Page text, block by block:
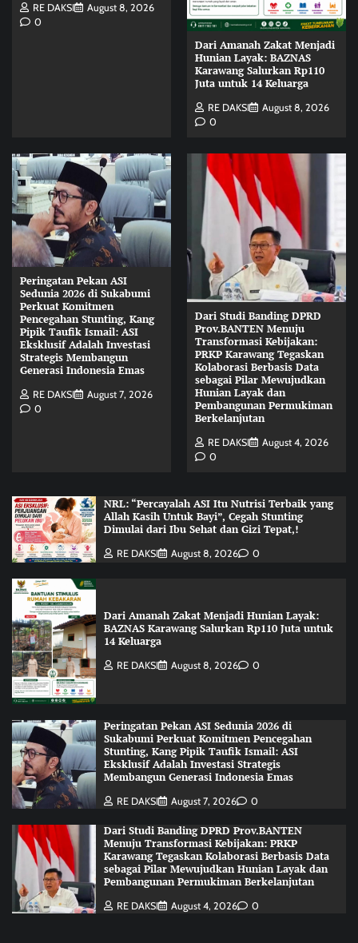
RE DAKSI
August 8, 2026
0
Dari Amanah Zakat Menjadi
Hunian Layak: BAZNAS
Karawang Salurkan Rp110
Juta untuk 14 Keluarga
RE DAKSI
August 8, 2026
0
Peringatan Pekan ASI
Sedunia 2026 di Sukabumi
Perkuat Komitmen
Pencegahan Stunting, Kang
Pipik Taufik Ismail: ASI
Eksklusif Adalah Investasi
Strategis Membangun
Generasi Indonesia Emas
RE DAKSI
August 7, 2026
0
Dari Studi Banding DPRD
Prov.BANTEN Menuju
Transformasi Kebijakan:
PRKP Karawang Tegaskan
Kolaborasi Berbasis Data
sebagai Pilar Mewujudkan
Hunian Layak dan
Pembangunan Permukiman
Berkelanjutan
RE DAKSI
August 4, 2026
0
NRL: “Percayalah ASI Itu Nutrisi Terbaik yang
Allah Kasih Untuk Bayi”, Cegah Stunting
Dimulai dari Ibu Sehat dan Gizi Tepat,!
RE DAKSI August 8, 2026 0
Dari Amanah Zakat Menjadi Hunian Layak:
BAZNAS Karawang Salurkan Rp110 Juta untuk
14 Keluarga
RE DAKSI August 8, 2026 0
Peringatan Pekan ASI Sedunia 2026 di
Sukabumi Perkuat Komitmen Pencegahan
Stunting, Kang Pipik Taufik Ismail: ASI
Eksklusif Adalah Investasi Strategis
Membangun Generasi Indonesia Emas
RE DAKSI August 7, 2026 0
Dari Studi Banding DPRD Prov.BANTEN
Menuju Transformasi Kebijakan: PRKP
Karawang Tegaskan Kolaborasi Berbasis Data
sebagai Pilar Mewujudkan Hunian Layak dan
Pembangunan Permukiman Berkelanjutan
RE DAKSI August 4, 2026 0